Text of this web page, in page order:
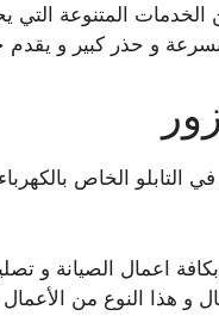
الخدمات المتنوعة
و حذر كبير و يقدم
التابلو الخاص
بكافة اعمال الصيانة و
و هذا النوع من